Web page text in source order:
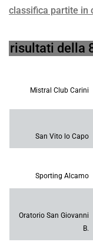
classifica partite in
risultati della
Mistral Club Carini
San Vito lo Capo
Sporting Alcamo
Oratorio San Giovanni
B.